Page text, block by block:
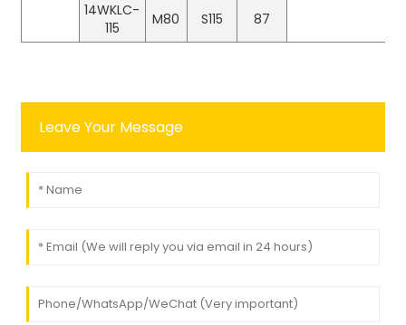
14WKLC-
115
M80 S115 87
Leave Your Message